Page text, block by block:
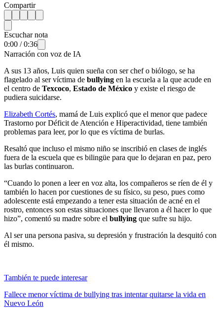
Compartir
Escuchar nota
0:00 /0:36
Narración con voz de IA
A sus 13 años, Luis quien sueña con ser chef o biólogo, se ha
flagelado al ser víctima de bullying en la escuela a la que acude en
el centro de Texcoco, Estado de México y existe el riesgo de
pudiera suicidarse.
Elizabeth Cortés, mamá de Luis explicó que el menor que padece
Trastorno por Déficit de Atención e Hiperactividad, tiene también
problemas para leer, por lo que es víctima de burlas.
Resaltó que incluso el mismo niño se inscribió en clases de inglés
fuera de la escuela que es bilingüe para que lo dejaran en paz, pero
las burlas continuaron.
“Cuando lo ponen a leer en voz alta, los compañeros se ríen de él y
también lo hacen por cuestiones de su físico, su peso, pues como
adolescente está empezando a tener esta situación de acné en el
rostro, entonces son estas situaciones que llevaron a él hacer lo que
hizo”, comentó su madre sobre el bullying que sufre su hijo.
Al ser una persona pasiva, su depresión y frustración la desquitó con
él mismo.
También te puede interesar
Fallece menor víctima de bullying tras intentar quitarse la vida en
Nuevo León